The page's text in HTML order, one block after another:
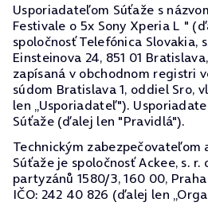
Usporiadateľom Súťaže s
Festivale o 5x Sony Xperia L "
spoločnosť Telefónica Slovakia,
Einsteinova 24, 851 01
zapísaná v obchodnom registri
súdom Bratislava 1, oddiel Sro,
len „Usporiadateľ").
Súťaže (ďalej len "Pravidlá").
Technickým zabezpečovateľom
Súťaže je spoločnosť Ackee, s. r.
partyzánů 1580/3, 160 00,
IČO: 242 40 826 (ďalej len